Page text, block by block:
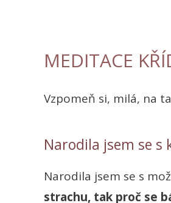
MEDITACE
Vzpomeň si, milá, na
Narodila jsem se s
Narodila jsem se s
strachu, tak proč se